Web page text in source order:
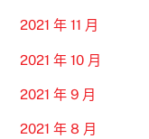
2021 年 11 月
2021 年 10 月
2021 年 9 月
2021 年 8 月